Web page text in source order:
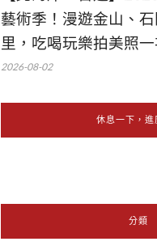
藝術季！漫遊金山、
里，吃喝玩樂拍美照
2026-08-02
休息一下，進
分類